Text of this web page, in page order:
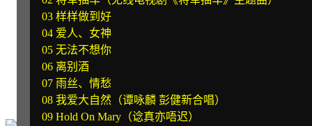
03 样样做到好
04 爱人、女神
05 无法不想你
06 离别酒
07 雨丝、情愁
08 我爱大自然（谭咏麟 彭健新合唱）
09 Hold On Mary（谂真亦唔迟）